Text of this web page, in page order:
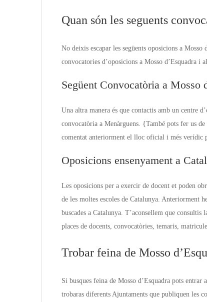
Quan són les seguents
No deixis escapar les següents oposicions a
convocatories d’oposicions a Mosso d’Esquadra i
Següent Convocatòria a Mosso
Una altra manera és que contactis amb un centre
convocatòria a Menàrguens. {També pots fer us
comentat anteriorment el lloc oficial i més verídic
Oposicions ensenyament a
Les oposicions per a exercir de docent et poden
de les moltes escoles de Catalunya. Anteriorment
buscades a Catalunya. T’aconsellem que
places de docents, convocatòries, temaris,
Trobar feina de Mosso
Si busques feina de Mosso d’Esquadra pots entrar
trobaras diferents Ajuntaments que publiquen les